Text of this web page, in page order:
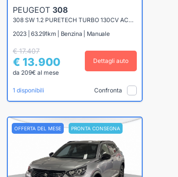
PEUGEOT 308
308 SW 1.2 PURETECH TURBO 130CV ACTIVE PACK
2023 | 63.291km | Benzina | Manuale
€ 17.407
€ 13.900
da 209€ al mese
Dettagli auto
1 disponibili Confronta
OFFERTA DEL MESE PRONTA CONSEGNA